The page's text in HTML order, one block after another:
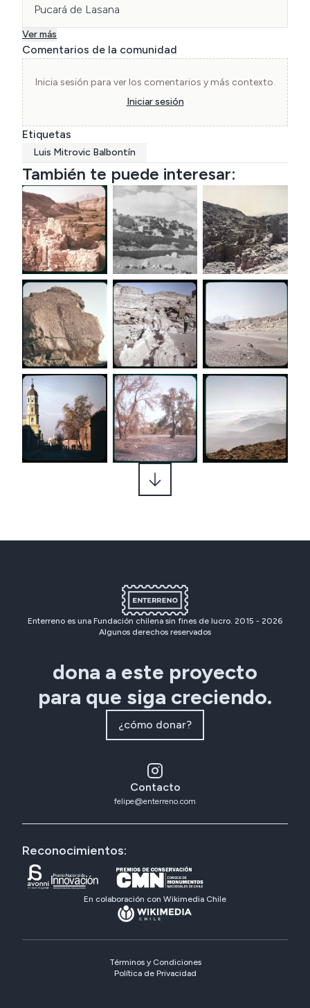
Pucará de Lasana
Ver más
Comentarios de la comunidad
Inicia sesión para ver los comentarios y más contexto.
Iniciar sesión
Etiquetas
Luis Mitrovic Balbontín
También te puede interesar:
Enterreno es una Fundación chilena sin fines de lucro. 2015 - 2026
Algunos derechos reservados
dona a este proyecto
para que siga creciendo.
¿cómo donar?
Contacto
felipe@enterreno.com
Reconocimientos:
En colaboración con Wikimedia Chile
Términos y Condiciones
Política de Privacidad